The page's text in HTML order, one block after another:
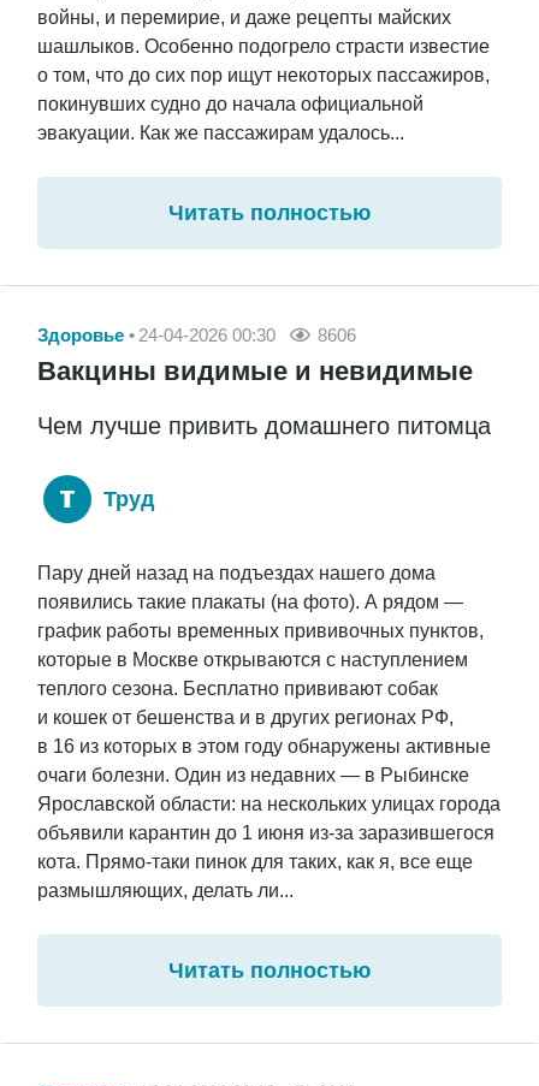
войны, и перемирие, и даже рецепты майских
шашлыков. Особенно подогрело страсти известие
о том, что до сих пор ищут некоторых пассажиров,
покинувших судно до начала официальной
эвакуации. Как же пассажирам удалось...
Читать полностью
Здоровье 24-04-2026 00:30 8606
Вакцины видимые и невидимые
Чем лучше привить домашнего питомца
Труд
Пару дней назад на подъездах нашего дома
появились такие плакаты (на фото). А рядом —
график работы временных прививочных пунктов,
которые в Москве открываются с наступлением
теплого сезона. Бесплатно прививают собак
и кошек от бешенства и в других регионах РФ,
в 16 из которых в этом году обнаружены активные
очаги болезни. Один из недавних — в Рыбинске
Ярославской области: на нескольких улицах города
объявили карантин до 1 июня из-за заразившегося
кота. Прямо-таки пинок для таких, как я, все еще
размышляющих, делать ли...
Читать полностью